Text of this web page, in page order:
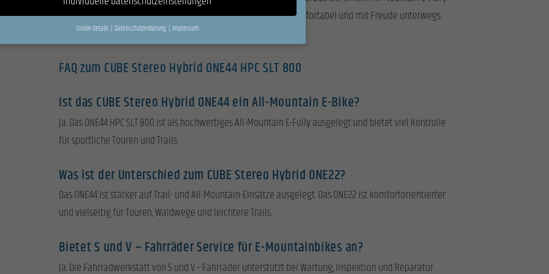
lohnt sich persönliche Beratung, damit du langfristig sicher, komfortabel und mit Freude unterwegs
FAQ zum CUBE Stereo Hybrid ONE44 HPC SLT 800
Ist das CUBE Stereo Hybrid ONE44 ein All-Mountain E-Bike?
Ja. Das ONE44 HPC SLT 800 ist als hochwertiges All-Mountain E-Fully ausgelegt und bietet viel Kontrolle
für sportliche Touren und Trails.
Was ist der Unterschied zum CUBE Stereo Hybrid ONE22?
Das ONE44 ist stärker auf Trail- und All-Mountain-Einsätze ausgelegt. Das ONE22 ist komfortorientierter
und vielseitig für Touren, Waldwege und leichtere Trails.
Bietet S und V – Fahrräder Service für E-Mountainbikes an?
Ja. Die Fahrradwerkstatt von S und V – Fahrräder unterstützt bei Wartung, Inspektion und Reparatur
Cookie-Details Datenschutzerklärung Impressum
Datenschutzeinstellungen
Sie unter 16 Jahre alt sind und Ihre Zustimmung zu freiwilligen Diensten geben möchten, müssen Sie
Cookies und andere Technologien auf unserer Website. Einige von ihnen sind essenziell,
andere uns helfen, diese Website und Ihre Erfahrung zu verbessern.
verarbeitet werden (z. B. IP-Adressen), z. B. für personalisierte Anzeigen und Inhalte oder Anzeigen-
Weitere Informationen über die Verwendung Ihrer Daten finden Sie in unserer
Sie eine Übersicht über alle verwendeten Cookies. Sie können Ihre Einwilligung zu ganzen
geben oder sich weitere Informationen anzeigen lassen und so nur bestimmte Cookies
Speichern